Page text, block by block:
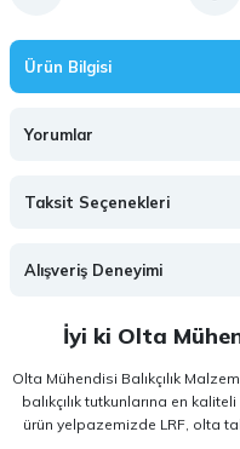
Ürün Bilgisi
Yorumlar
Taksit Seçenekleri
Alışveriş Deneyimi
İyi ki Olta
Olta Mühendisi Balıkçılık
balıkçılık tutkunlarına en
ürün yelpazemizde LRF, olta